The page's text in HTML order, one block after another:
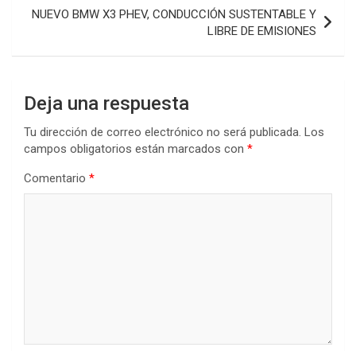
NUEVO BMW X3 PHEV, CONDUCCIÓN SUSTENTABLE Y
LIBRE DE EMISIONES
Deja una respuesta
Tu dirección de correo electrónico no será publicada. Los
campos obligatorios están marcados con *
Comentario *